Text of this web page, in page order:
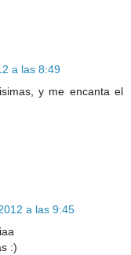
a las 8:49
y me encanta el
a las 9:45
:)